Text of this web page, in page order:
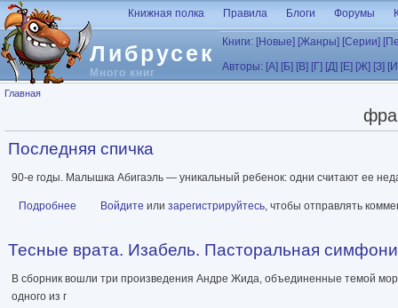
Перейти к основному содержанию
Либрусек
Много книг
Книжная полка Правила Блоги Форумы
Книги: [Новые] [Жанры] [Серии]
Авторы: [А] [Б] [В] [Г] [Д] [Е] [Ж] [З]
Вы здесь
Главная
Последняя спичка
90-е годы. Малышка Абигаэль — уникальный ребенок: одни считают ее
Подробнее о Последняя спичка
Войдите или зарегистрируйтесь, чтобы отправлять
Тесные врата. Изабель. Пасторальная
В сборник вошли три произведения Андре Жида, объединенные темой
одного из г